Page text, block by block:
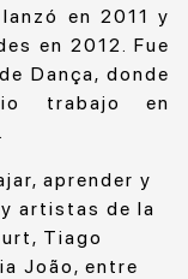
en 2011 y
en 2012. Fue
Dança, donde
trabajo en
aprender y
artistas de la
Tiago
João, entre